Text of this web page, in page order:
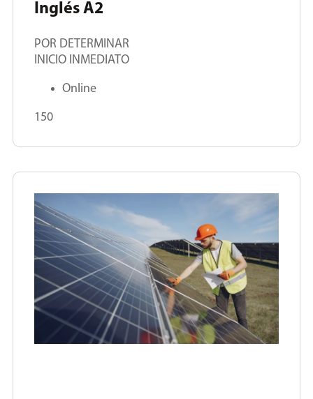
Inglés A2
POR DETERMINAR
INICIO INMEDIATO
Online
150